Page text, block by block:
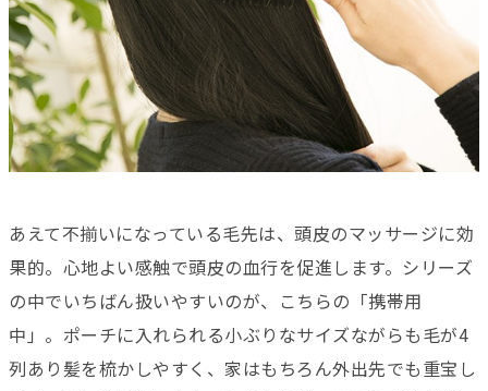
あえて不揃いになっている毛先は、頭皮のマッサージに効
果的。心地よい感触で頭皮の血行を促進します。シリーズ
の中でいちばん扱いやすいのが、こちらの「携帯用
中」。ポーチに入れられる小ぶりなサイズながらも毛が4
列あり髪を梳かしやすく、家はもちろん外出先でも重宝し